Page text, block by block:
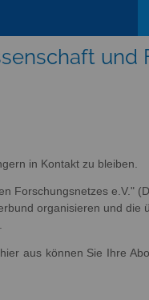
und
in Kontakt zu bleiben.
Forschungsnetzes e.V."
organisieren und
aus können Sie Ihre